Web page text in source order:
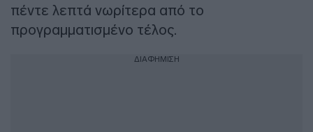
πέντε λεπτά νωρίτερα από το
προγραμματισμένο τέλος.
ΔΙΑΦΗΜΙΣΗ